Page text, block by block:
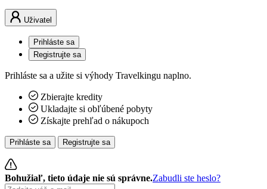
Uživatel
Prihláste sa
Registrujte sa
Prihláste sa a užite si výhody Travelkingu naplno.
Zbierajte kredity
Ukladajte si obľúbené pobyty
Získajte prehľad o nákupoch
Prihláste sa Registrujte sa
Bohužiaľ, tieto údaje nie sú správne.Zabudli ste heslo?